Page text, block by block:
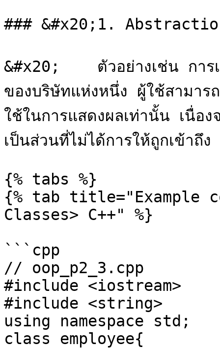
### &#x20;1.
&#x20;    ตัวอย่างเช่น การ
ของบริษัทแห่งหนึ่ง ผู้ใช้สามา
ใช้ในการแสดงผลเท่านั้น เนื่อ
เป็นส่วนที่ไม่ได้การให้ถูกเข้าถึง
{% tabs %}
{% tab title="Example
Classes> C++" %}
```cpp
// oop_p2_3.cpp
#include <iostream>
#include <string>
using namespace std;
class employee{